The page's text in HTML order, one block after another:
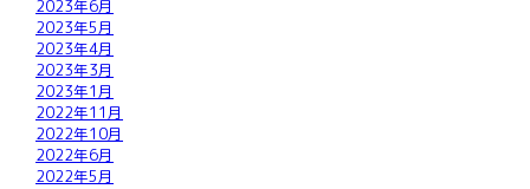
2023年6月
2023年5月
2023年4月
2023年3月
2023年1月
2022年11月
2022年10月
2022年6月
2022年5月